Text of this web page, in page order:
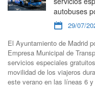
autobuses
29/07/
El Ayuntamiento de Madrid
Empresa Municipal de
servicios especiales
movilidad de los viajeros
este verano en las líneas 6